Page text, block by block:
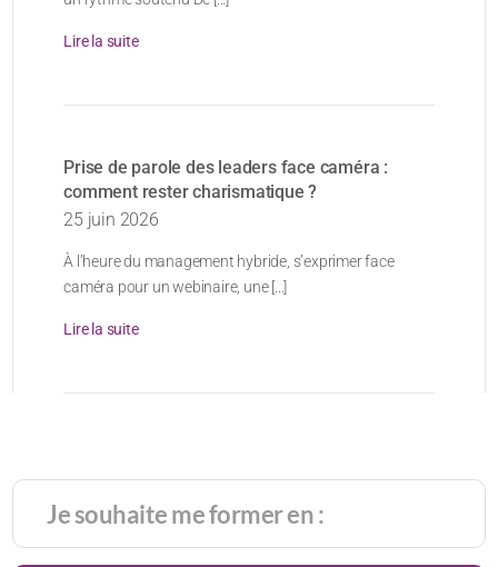
Lire la suite
Prise de parole des leaders face caméra :
comment rester charismatique ?
25 juin 2026
À l’heure du management hybride, s’exprimer face
caméra pour un webinaire, une [...]
Lire la suite